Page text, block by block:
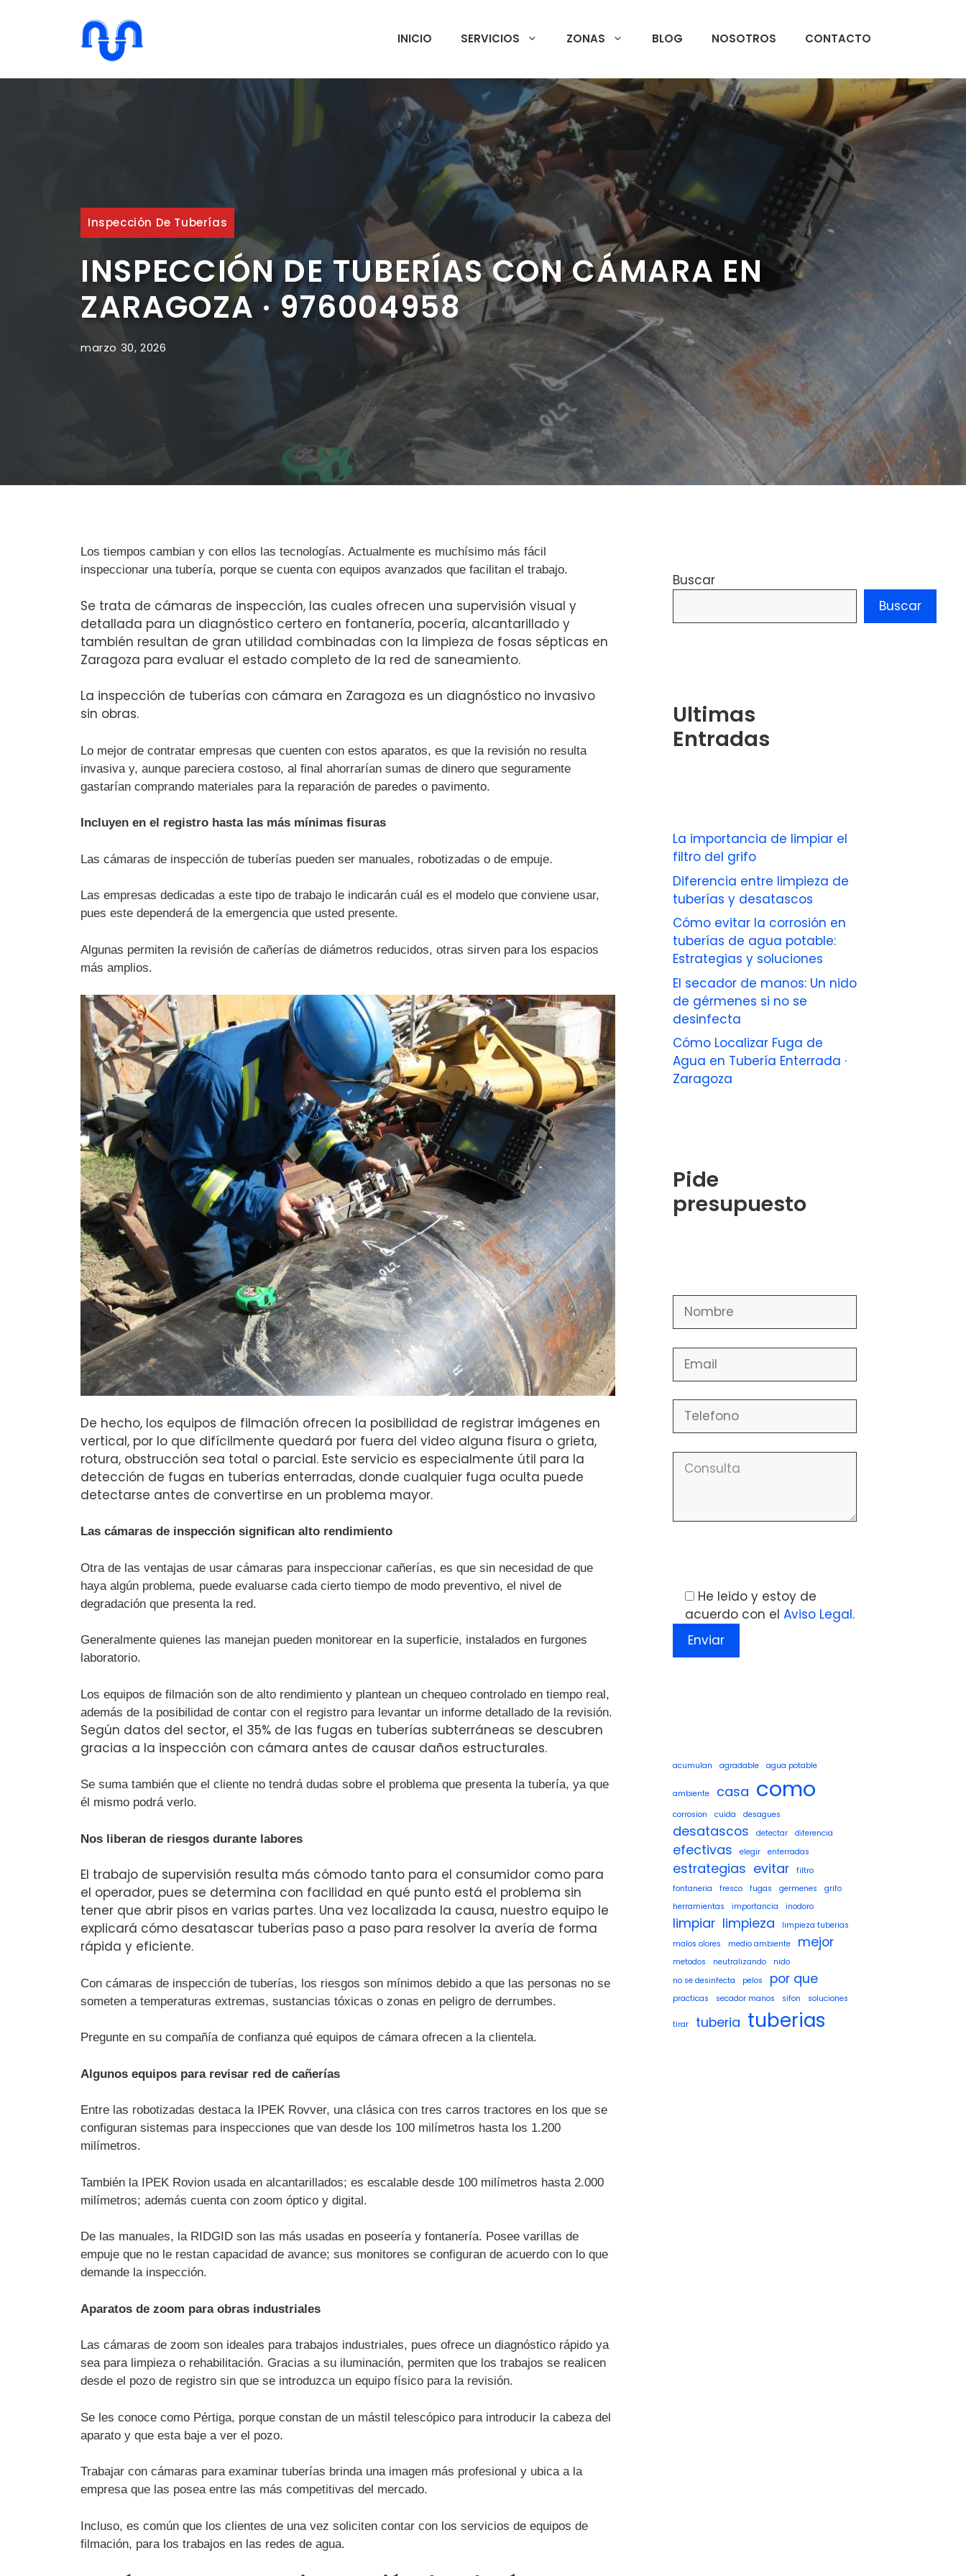
INICIO SERVICIOS ZONAS BLOG NOSOTROS CONTACTO
Inspección De Tuberías
INSPECCIÓN DE TUBERÍAS CON CÁMARA EN
ZARAGOZA · 976004958
marzo 30, 2026
Los tiempos cambian y con ellos las tecnologías. Actualmente es muchísimo más fácil
inspeccionar una tubería, porque se cuenta con equipos avanzados que facilitan el trabajo.
Se trata de cámaras de inspección, las cuales ofrecen una supervisión visual y
detallada para un diagnóstico certero en fontanería, pocería, alcantarillado y
también resultan de gran utilidad combinadas con la limpieza de fosas sépticas en
Zaragoza para evaluar el estado completo de la red de saneamiento.
La inspección de tuberías con cámara en Zaragoza es un diagnóstico no invasivo
sin obras.
Lo mejor de contratar empresas que cuenten con estos aparatos, es que la revisión no resulta
invasiva y, aunque pareciera costoso, al final ahorrarían sumas de dinero que seguramente
gastarían comprando materiales para la reparación de paredes o pavimento.
Incluyen en el registro hasta las más mínimas fisuras
Las cámaras de inspección de tuberías pueden ser manuales, robotizadas o de empuje.
Las empresas dedicadas a este tipo de trabajo le indicarán cuál es el modelo que conviene usar,
pues este dependerá de la emergencia que usted presente.
Algunas permiten la revisión de cañerías de diámetros reducidos, otras sirven para los espacios
más amplios.
De hecho, los equipos de filmación ofrecen la posibilidad de registrar imágenes en
vertical, por lo que difícilmente quedará por fuera del video alguna fisura o grieta,
rotura, obstrucción sea total o parcial. Este servicio es especialmente útil para la
detección de fugas en tuberías enterradas, donde cualquier fuga oculta puede
detectarse antes de convertirse en un problema mayor.
Las cámaras de inspección significan alto rendimiento
Otra de las ventajas de usar cámaras para inspeccionar cañerías, es que sin necesidad de que
haya algún problema, puede evaluarse cada cierto tiempo de modo preventivo, el nivel de
degradación que presenta la red.
Generalmente quienes las manejan pueden monitorear en la superficie, instalados en furgones
laboratorio.
Los equipos de filmación son de alto rendimiento y plantean un chequeo controlado en tiempo real,
además de la posibilidad de contar con el registro para levantar un informe detallado de la revisión.
Según datos del sector, el 35% de las fugas en tuberías subterráneas se descubren
gracias a la inspección con cámara antes de causar daños estructurales.
Se suma también que el cliente no tendrá dudas sobre el problema que presenta la tubería, ya que
él mismo podrá verlo.
Nos liberan de riesgos durante labores
El trabajo de supervisión resulta más cómodo tanto para el consumidor como para
el operador, pues se determina con facilidad en qué punto está el problema sin
tener que abrir pisos en varias partes. Una vez localizada la causa, nuestro equipo le
explicará cómo desatascar tuberías paso a paso para resolver la avería de forma
rápida y eficiente.
Con cámaras de inspección de tuberías, los riesgos son mínimos debido a que las personas no se
someten a temperaturas extremas, sustancias tóxicas o zonas en peligro de derrumbes.
Pregunte en su compañía de confianza qué equipos de cámara ofrecen a la clientela.
Algunos equipos para revisar red de cañerías
Entre las robotizadas destaca la IPEK Rovver, una clásica con tres carros tractores en los que se
configuran sistemas para inspecciones que van desde los 100 milímetros hasta los 1.200
milímetros.
También la IPEK Rovion usada en alcantarillados; es escalable desde 100 milímetros hasta 2.000
milímetros; además cuenta con zoom óptico y digital.
De las manuales, la RIDGID son las más usadas en poseería y fontanería. Posee varillas de
empuje que no le restan capacidad de avance; sus monitores se configuran de acuerdo con lo que
demande la inspección.
Aparatos de zoom para obras industriales
Las cámaras de zoom son ideales para trabajos industriales, pues ofrece un diagnóstico rápido ya
sea para limpieza o rehabilitación. Gracias a su iluminación, permiten que los trabajos se realicen
desde el pozo de registro sin que se introduzca un equipo físico para la revisión.
Se les conoce como Pértiga, porque constan de un mástil telescópico para introducir la cabeza del
aparato y que esta baje a ver el pozo.
Trabajar con cámaras para examinar tuberías brinda una imagen más profesional y ubica a la
empresa que las posea entre las más competitivas del mercado.
Incluso, es común que los clientes de una vez soliciten contar con los servicios de equipos de
filmación, para los trabajos en las redes de agua.
Buscar
Buscar
Ultimas
Entradas
La importancia de limpiar el
filtro del grifo
Diferencia entre limpieza de
tuberías y desatascos
Cómo evitar la corrosión en
tuberías de agua potable:
Estrategias y soluciones
El secador de manos: Un nido
de gérmenes si no se
desinfecta
Cómo Localizar Fuga de
Agua en Tubería Enterrada ·
Zaragoza
Pide
presupuesto
He leido y estoy de
acuerdo con el Aviso Legal.
acumulan agradable agua potable
ambiente casa como
corrosion cuida desagues
desatascos detectar diferencia
efectivas elegir enterradas
estrategias evitar
filtro
fontaneria
fresco fugas germenes
grifo
herramientas
importancia inodoro
limpiar limpieza
limpieza tuberias
malos olores
medio ambiente mejor
metodos neutralizando
nido
no se desinfecta
pelos por que
practicas secador manos sifon soluciones
tirar tuberia tuberias